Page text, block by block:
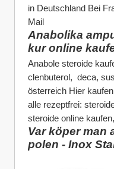
in Deutschland Bei
Mail
Anabolika
kur online
Anabole steroide
clenbuterol,  deca,
österreich Hier
alle rezeptfrei:
steroide online
Var köper man
polen - Inox